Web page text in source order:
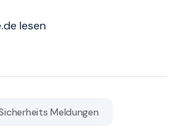
lesen
Meldungen